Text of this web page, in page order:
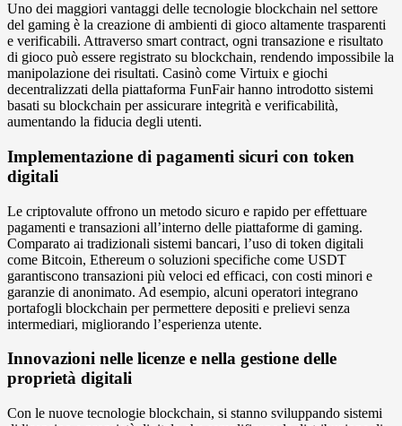
Uno dei maggiori vantaggi delle tecnologie blockchain nel settore
del gaming è la creazione di ambienti di gioco altamente trasparenti
e verificabili. Attraverso smart contract, ogni transazione e risultato
di gioco può essere registrato su blockchain, rendendo impossibile la
manipolazione dei risultati. Casinò come Virtuix e giochi
decentralizzati della piattaforma FunFair hanno introdotto sistemi
basati su blockchain per assicurare integrità e verificabilità,
aumentando la fiducia degli utenti.
Implementazione di pagamenti sicuri con token
digitali
Le criptovalute offrono un metodo sicuro e rapido per effettuare
pagamenti e transazioni all’interno delle piattaforme di gaming.
Comparato ai tradizionali sistemi bancari, l’uso di token digitali
come Bitcoin, Ethereum o soluzioni specifiche come USDT
garantiscono transazioni più veloci ed efficaci, con costi minori e
garanzie di anonimato. Ad esempio, alcuni operatori integrano
portafogli blockchain per permettere depositi e prelievi senza
intermediari, migliorando l’esperienza utente.
Innovazioni nelle licenze e nella gestione delle
proprietà digitali
Con le nuove tecnologie blockchain, si stanno sviluppando sistemi